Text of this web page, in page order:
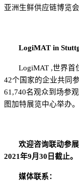
亚洲生鲜供应链博览会
LogiMAT in
LogiMAT ,世界首
42个国家的企业共同
61,740名观众到场参
图加特展览中心举办。
欢迎咨询联动参展
2021年9月 30 日截止。
媒体联系：